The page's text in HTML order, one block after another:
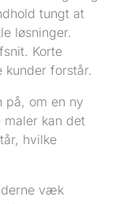
tungt at
løsninger.
Korte
kunder forstår.
på, om en ny
maler kan det
hvilke
væk